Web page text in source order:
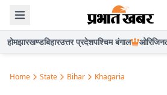
होमझारखण्डबिहारउत्तर प्रदेशपश्चिम बंगाल
Home State Bihar Khagaria